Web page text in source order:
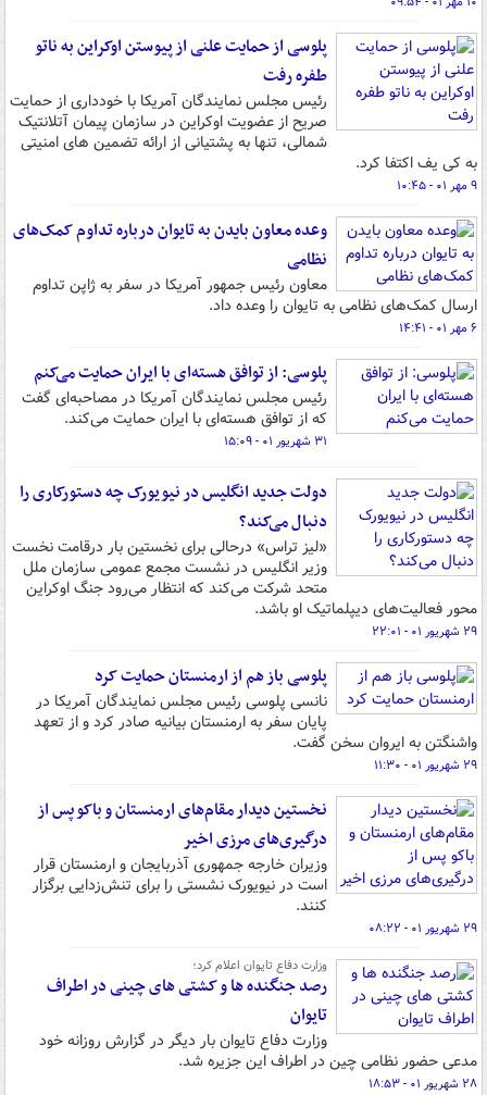
پلوسی از حمایت علنی از پیوستن اوکراین به ناتو
طفره رفت
رئیس مجلس نمایندگان آمریکا با خودداری از حمایت
صریح از عضویت اوکراین در سازمان پیمان آتلانتیک
شمالی، تنها به پشتیانی از ارائه تضمین های امنیتی
به کی یف اکتفا کرد.
۹ مهر ۰۱ - ۱۰:۴۵
وعده معاون بایدن به تایوان درباره تداوم کمک‌های
نظامی
معاون رئیس جمهور آمریکا در سفر به ژاپن تداوم
ارسال کمک‌های نظامی به تایوان را وعده داد.
۶ مهر ۰۱ - ۱۴:۴۱
پلوسی: از توافق هسته‌ای با ایران حمایت می‌کنم
رئیس مجلس نمایندگان آمریکا در مصاحبه‌ای گفت
که از توافق هسته‌ای با ایران حمایت می‌کند.
۳۱ شهریور ۰۱ - ۱۵:۰۹
دولت جدید انگلیس در نیویورک چه دستورکاری را
دنبال می‌کند؟
«لیز تراس» درحالی برای نخستین بار درقامت نخست
وزیر انگلیس در نشست مجمع عمومی سازمان ملل
متحد شرکت می‌کند که انتظار می‌رود جنگ اوکراین
محور فعالیت‌های دیپلماتیک او باشد.
۲۹ شهریور ۰۱ - ۲۲:۰۱
پلوسی باز هم از ارمنستان حمایت کرد
نانسی پلوسی رئیس مجلس نمایندگان آمریکا در
پایان سفر به ارمنستان بیانیه صادر کرد و از تعهد
واشنگتن به ایروان سخن گفت.
۲۹ شهریور ۰۱ - ۱۱:۳۰
نخستین دیدار مقام‌های ارمنستان و باکو پس از
درگیری‌های مرزی اخیر
وزیران خارجه جمهوری آذربایجان و ارمنستان قرار
است در نیویورک نشستی را برای تنش‌زدایی برگزار
کنند.
۲۹ شهریور ۰۱ - ۰۸:۲۲
وزارت دفاع تایوان اعلام کرد؛
رصد جنگنده ها و کشتی های چینی در اطراف
تایوان
وزارت دفاع تایوان بار دیگر در گزارش روزانه خود
مدعی حضور نظامی چین در اطراف این جزیره شد.
۲۸ شهریور ۰۱ - ۱۸:۵۳